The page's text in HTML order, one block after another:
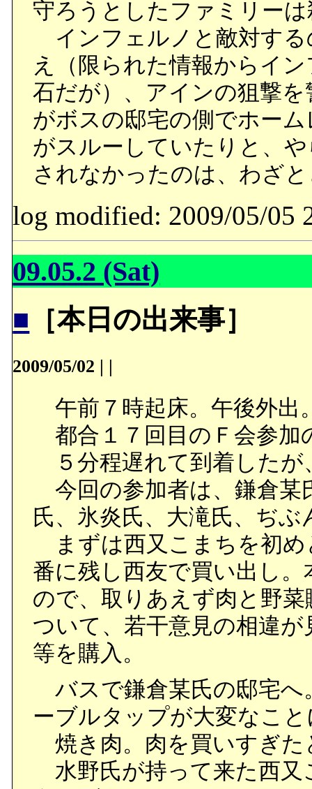
守ろうとしたファミリー
インフェルノと敵対する
え（限られた情報からイ
石だが）、アインの狙撃
がボスの邸宅の側でホー
がスルーしていたりと、
されなかったのは、わざ
log modified: 2009/05/05
09.05.2 (Sat)
■ ［本日の出来事］
2009/05/02 | |
午前７時起床。午後外出
都合１７回目のＦ会参加
５分程遅れて到着したが
今回の参加者は、鎌倉某
氏、氷炎氏、大滝氏、ぢぶ
まずは西又こまちを初め
番に残し西友で買い出し
ので、取りあえず肉と野
ついて、若干意見の相違
等を購入。
バスで鎌倉某氏の邸宅へ
ーブルタップが大変なこ
焼き肉。肉を買いすぎた
水野氏が持って来た西又